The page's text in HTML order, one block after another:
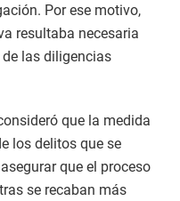
Por ese motivo,
resultaba necesaria
las diligencias
que la medida
los delitos que se
que el proceso
se recaban más